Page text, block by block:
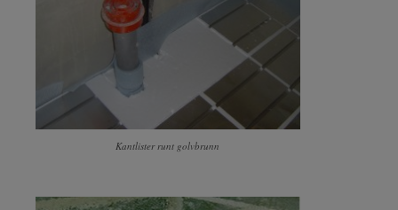
Kantlister runt golvbrunn